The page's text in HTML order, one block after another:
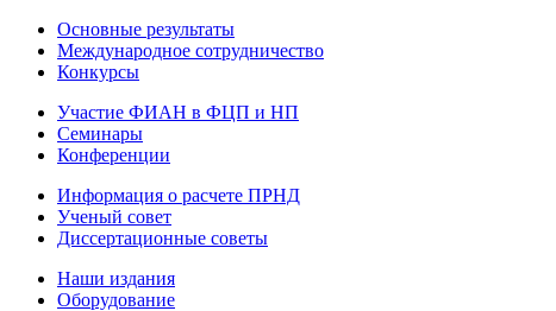
Основные результаты
Международное сотрудничество
Конкурсы
Участие ФИАН в ФЦП и НП
Семинары
Конференции
Информация о расчете ПРНД
Ученый совет
Диссертационные советы
Наши издания
Оборудование